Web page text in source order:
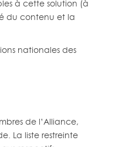
à cette solution (à
du contenu et la
nationales des
de l’Alliance,
La liste restreinte